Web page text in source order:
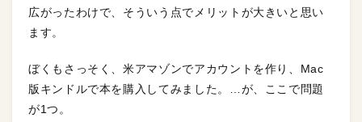
広がったわけで、そういう点でメリットが大きいと思い
ます。
ぼくもさっそく、米アマゾンでアカウントを作り、Mac
版キンドルで本を購入してみました。…が、ここで問題
が1つ。